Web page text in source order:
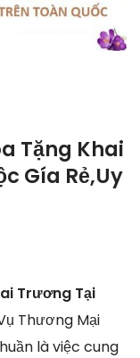
Tặng Khai
Gía Rẻ,Uy
Trương Tại
Thương Mại
là việc cung